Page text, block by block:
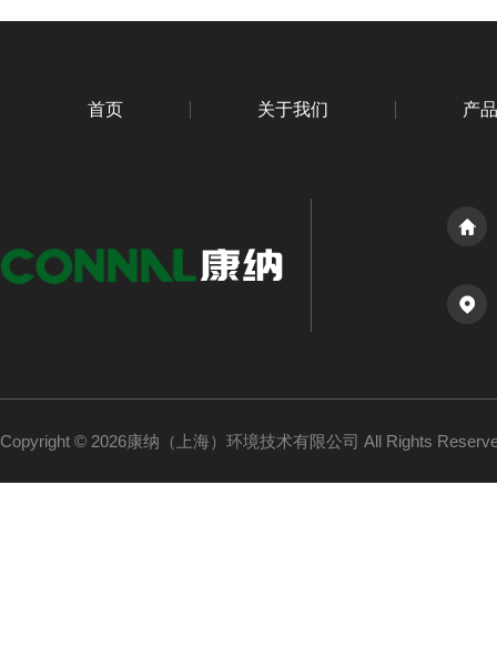
首页 关于我们 产
Copyright © 2026康纳（上海）环境技术有限公司 All Rights